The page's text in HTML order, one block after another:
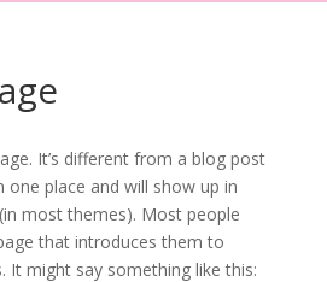
It’s different from a blog post
one place and will show up in
most themes). Most people
that introduces them to
It might say something like this: